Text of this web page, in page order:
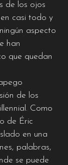
de los ojos
casi todo y
aspecto
han
que quedan
de los
Como
de Éric
en una
palabras,
se puede